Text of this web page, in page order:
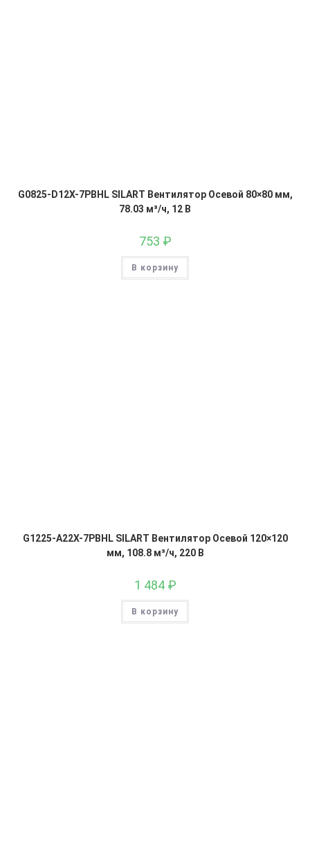
G0825-D12X-7PBHL SILART Вентилятор Осевой 80×80 мм,
78.03 м³/ч, 12 В
753 ₽
В корзину
G1225-A22X-7PBHL SILART Вентилятор Осевой 120×120
мм, 108.8 м³/ч, 220 В
1 484 ₽
В корзину